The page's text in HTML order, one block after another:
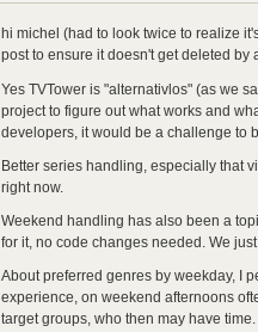
hi michel (had to look twice to realize
post to ensure it doesn't get deleted by
Yes TVTower is "alternativlos" (as we
project to figure out what works and
developers, it would be a challenge to
Better series handling, especially that
right now.
Weekend handling has also been a
for it, no code changes needed. We
About preferred genres by weekday, I
experience, on weekend afternoons
target groups, who then may have